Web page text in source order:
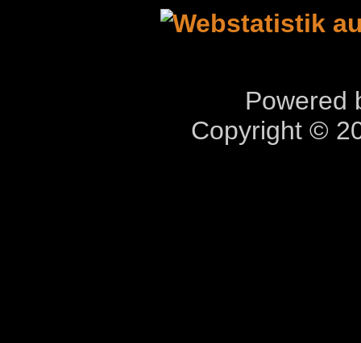
Powered
Copyright ©